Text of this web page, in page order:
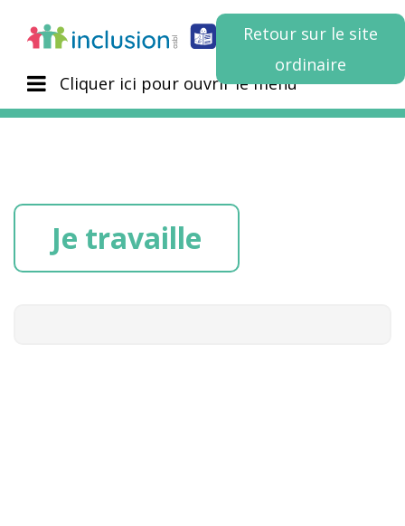
Retour sur le site
ordinaire
Cliquer ici pour ouvrir le menu
Je travaille